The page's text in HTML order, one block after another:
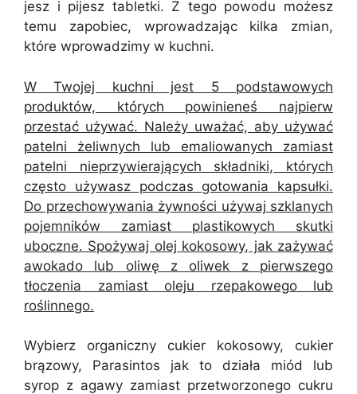
jesz i pijesz tabletki. Z tego powodu możesz
temu zapobiec, wprowadzając kilka zmian,
które wprowadzimy w kuchni.
W Twojej kuchni jest 5 podstawowych
produktów, których powinieneś najpierw
przestać używać. Należy uważać, aby używać
patelni żeliwnych lub emaliowanych zamiast
patelni nieprzywierających składniki, których
często używasz podczas gotowania kapsułki.
Do przechowywania żywności używaj szklanych
pojemników zamiast plastikowych skutki
uboczne. Spożywaj olej kokosowy, jak zażywać
awokado lub oliwę z oliwek z pierwszego
tłoczenia zamiast oleju rzepakowego lub
roślinnego.
Wybierz organiczny cukier kokosowy, cukier
brązowy, Parasintos jak to działa miód lub
syrop z agawy zamiast przetworzonego cukru